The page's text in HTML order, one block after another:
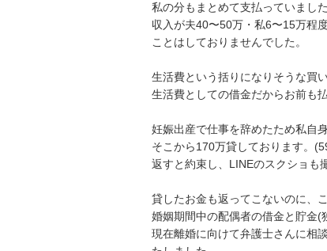
私の分もまとめて支払っていまし
収入が夫40〜50万・私6〜15万程
ことはしておりませんでした。
生活費という括りになりそうな買
生活費としての借金だからお前も
妊娠出産で仕事を辞めたため私自
そこから170万貸しております。
返すと約束し、LINEのスクショも
貸したお金も返ってこないのに、
婚姻期間中の配偶者の借金と貯金(
現在離婚に向けて弁護士さんに相